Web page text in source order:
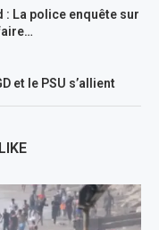
: La police enquête sur
et le PSU s’allient